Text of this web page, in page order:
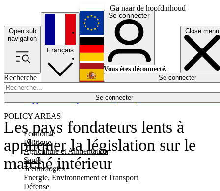
Ga naar de hoofdinhoud
Open sub
navigation
Close menu
Recherche
Se connecter
POLICY AREAS
Economie
Politique
Agriculture et Alimentation
Santé
Technologies
Energie, Environnement et Transport
Défense
Économie
Français
English
Deutsch
Español
Se connecter
Vous êtes déconnecté.
Se connecter
Les pays fondateurs lents à
appliquer la législation sur le
marché intérieur